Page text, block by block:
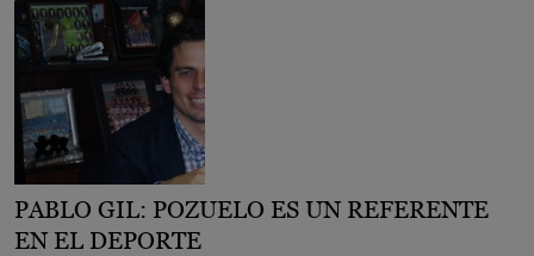
PABLO GIL: POZUELO ES UN REFERENTE
EN EL DEPORTE